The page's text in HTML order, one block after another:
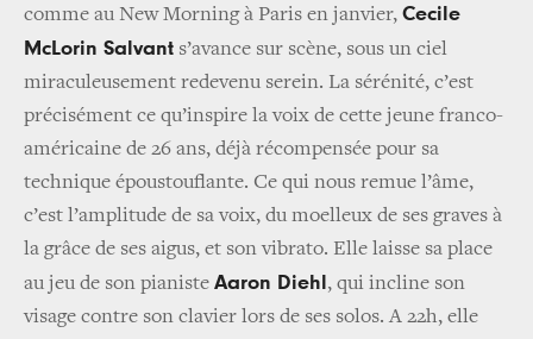
comme au New Morning à Paris en janvier, Cecile
McLorin Salvant s’avance sur scène, sous un ciel
miraculeusement redevenu serein. La sérénité, c’est
précisément ce qu’inspire la voix de cette jeune franco-
américaine de 26 ans, déjà récompensée pour sa
technique époustouflante. Ce qui nous remue l’âme,
c’est l’amplitude de sa voix, du moelleux de ses graves à
la grâce de ses aigus, et son vibrato. Elle laisse sa place
au jeu de son pianiste Aaron Diehl , qui incline son
visage contre son clavier lors de ses solos. A 22h, elle